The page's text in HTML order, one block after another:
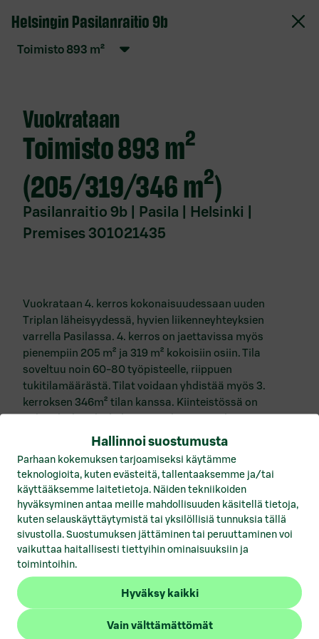
Hallinnoi suostumusta
Parhaan kokemuksen tarjoamiseksi käytämme
teknologioita, kuten evästeitä, tallentaaksemme ja/tai
käyttääksemme laitetietoja. Näiden tekniikoiden
hyväksyminen antaa meille mahdollisuuden käsitellä tietoja,
kuten selauskäyttäytymistä tai yksilöllisiä tunnuksia tällä
sivustolla. Suostumuksen jättäminen tai peruuttaminen voi
vaikuttaa haitallisesti tiettyihin ominaisuuksiin ja
toimintoihin.
Hyväksy kaikki
Vain välttämättömät
Helsingin Pasilanraitio 9b
toimisto 893 m²
Vuokrataan
toimisto893 m²
(205/319/346 m²)
Pasilanraitio 9b | Pasila | Helsinki |
Premises 301021435
Vuokrataan 4. kerros kokonaisuudessaan uuden
Triplan läheisyydessä, hyvien liikenneyhteyksien
varrella Pasilassa. 4. kerros on jaettavissa myös
pienempiin 205 m² ja 319 m² kokoisiin osiin. Tila
soveltuu noin 60-80 työpisteelle, riippuen
tukitilamäärästä. Tilat voidaan yhdistää myös 3.
kerroksen 346m² tilan kanssa. Kiinteistössä on
aulapalvelu sekä kokousmaailma, jossa kattava
valikoima neuvottelutiloja vuokrattavana
S-Pankki Vuokrattavat toimitilat
Tietosuojaseloste
Saavutettavuusseloste
Anna palautetta
Ota yhteyttä
Toimitilat
Vuokrattavat toimitilat Hämeenlinna
Vuokrattavat toimitilat Helsinki
Vuokrattavat toimitilat Joensuu
Vuokrattavat toimitilat Jyväskylä
Vuokrattavat toimitilat Kotka
Vuokrattavat toimitilat Kuopio
Vuokrattavat toimitilat Lahti
Vuokrattavat toimitilat Lohja
Vuokrattavat toimitilat Mikkeli
Vuokrattavat toimitilat Pori
Vuokrattavat toimitilat Porvoo